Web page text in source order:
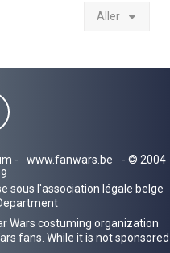
Aller
- www.fanwars.be
- © 2004
sous l'association légale belge
Wars costuming organization
fans. While it is not sponsored